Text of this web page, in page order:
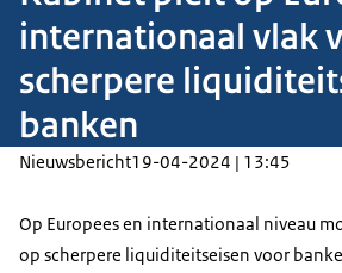
internationaal vlak
scherpere
banken
Nieuwsbericht19-04-2024 | 13:45
Op Europees en internationaal niveau
op scherpere liquiditeitseisen voor